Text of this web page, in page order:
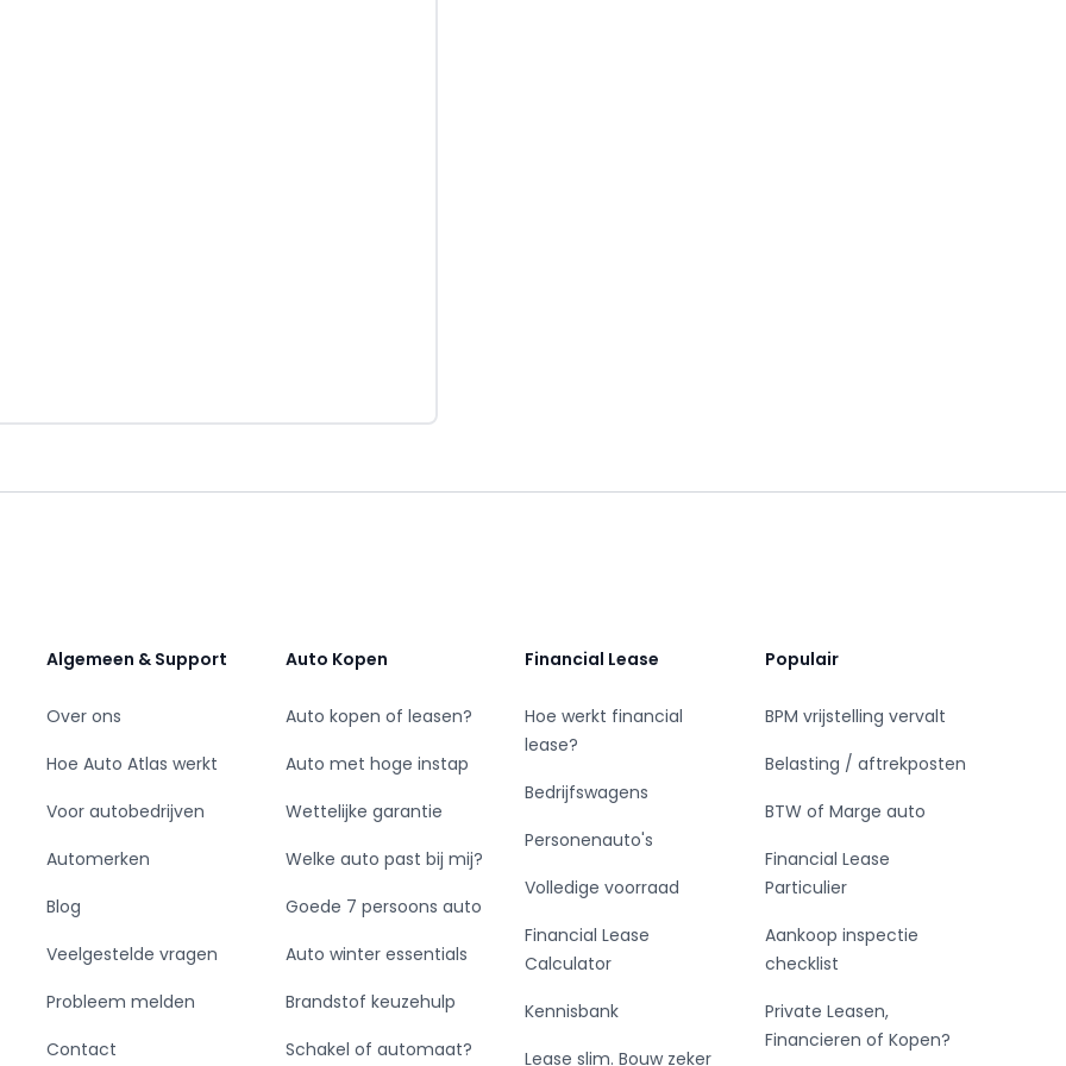
Algemeen & Support
Over ons
Hoe Auto Atlas werkt
Voor autobedrijven
Automerken
Blog
Veelgestelde vragen
Probleem melden
Contact
Auto Kopen
Auto kopen of leasen?
Auto met hoge instap
Wettelijke garantie
Welke auto past bij mij?
Goede 7 persoons auto
Auto winter essentials
Brandstof keuzehulp
Schakel of automaat?
Financial Lease
Hoe werkt financial
lease?
Bedrijfswagens
Personenauto's
Volledige voorraad
Financial Lease
Calculator
Kennisbank
Lease slim. Bouw zeker
Populair
BPM vrijstelling vervalt
Belasting / aftrekposten
BTW of Marge auto
Financial Lease
Particulier
Aankoop inspectie
checklist
Private Leasen,
Financieren of Kopen?